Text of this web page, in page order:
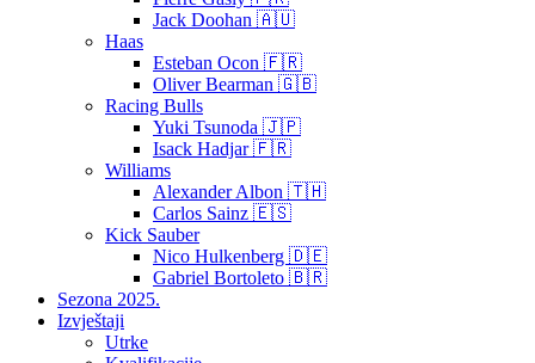
Jack Doohan 🇦🇺
Haas
Esteban Ocon 🇫🇷
Oliver Bearman 🇬🇧
Racing Bulls
Yuki Tsunoda 🇯🇵
Isack Hadjar 🇫🇷
Williams
Alexander Albon 🇹🇭
Carlos Sainz 🇪🇸
Kick Sauber
Nico Hulkenberg 🇩🇪
Gabriel Bortoleto 🇧🇷
Sezona 2025.
Izvještaji
Utrke